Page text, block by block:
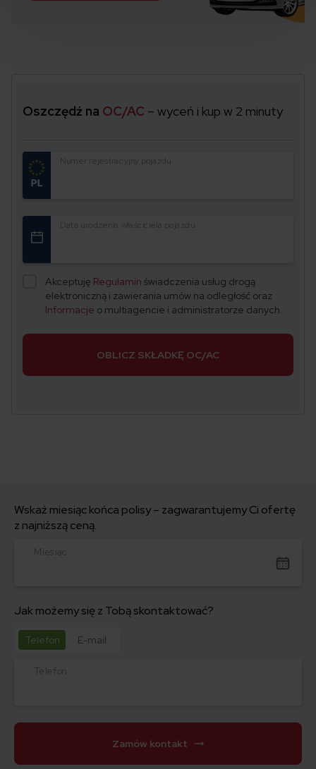
Oszczędź na OC/AC – wyceń i kup w 2 minuty
Numer rejestracyjny pojazdu
Data urodzenia właściciela pojazdu
Akceptuję Regulamin świadczenia usług drogą
elektroniczną i zawierania umów na odległość oraz
Informacje o multiagencie i administratorze danych.
OBLICZ SKŁADKĘ OC/AC
Wskaż miesiąc końca polisy – zagwarantujemy Ci ofertę
z najniższą ceną.
Miesiąc
Jak możemy się z Tobą skontaktować?
Telefon E-mail
Telefon
Zamów kontakt